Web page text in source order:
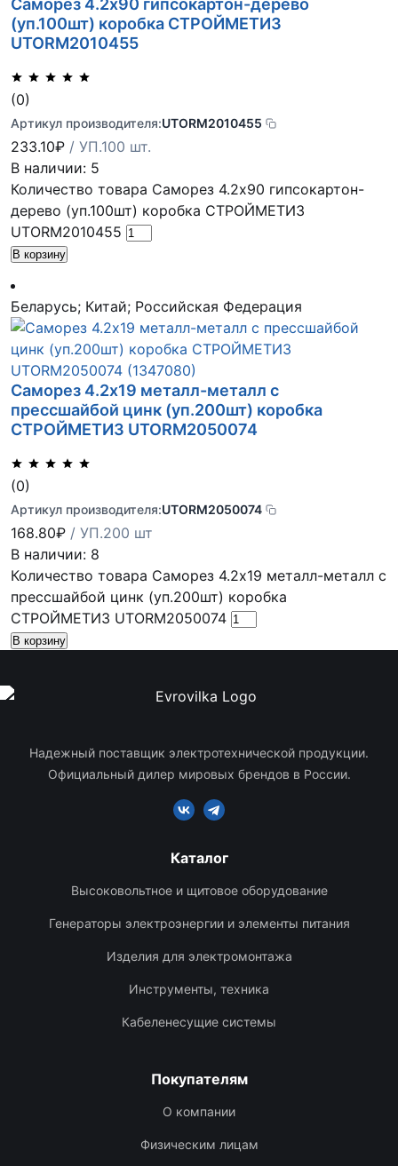
Саморез 4.2х90 гипсокартон-дерево
(уп.100шт) коробка СТРОЙМЕТИЗ
UTORM2010455
(0)
Артикул производителя:UTORM2010455
233.10₽ / УП.100 шт.
В наличии: 5
Количество товара Саморез 4.2х90 гипсокартон-
дерево (уп.100шт) коробка СТРОЙМЕТИЗ
UTORM2010455
В корзину
Беларусь; Китай; Российская Федерация
Саморез 4.2х19 металл-металл с
прессшайбой цинк (уп.200шт) коробка
СТРОЙМЕТИЗ UTORM2050074
(0)
Артикул производителя:UTORM2050074
168.80₽ / УП.200 шт
В наличии: 8
Количество товара Саморез 4.2х19 металл-металл с
прессшайбой цинк (уп.200шт) коробка
СТРОЙМЕТИЗ UTORM2050074
В корзину
Надежный поставщик электротехнической продукции.
Официальный дилер мировых брендов в России.
Каталог
Высоковольтное и щитовое оборудование
Генераторы электроэнергии и элементы питания
Изделия для электромонтажа
Инструменты, техника
Кабеленесущие системы
Покупателям
О компании
Физическим лицам